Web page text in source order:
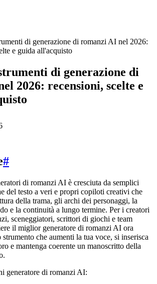
di generazione di romanzi AI nel 2026:
e guida all'acquisto
di generazione di
2026: recensioni, scelte e
#
di romanzi AI è cresciuta da semplici
del testo a veri e propri copiloti creativi che
della trama, gli archi dei personaggi, la
e la continuità a lungo termine. Per i creatori
sceneggiatori, scrittori di giochi e team
il miglior generatore di romanzi AI ora
che aumenti la tua voce, si inserisca
e mantenga coerente un manoscritto della
generatore di romanzi AI: